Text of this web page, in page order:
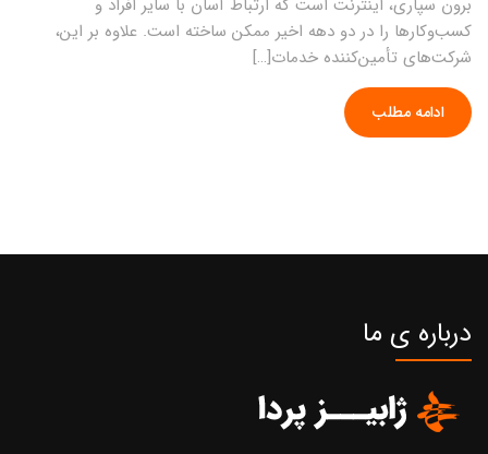
کسب‌وکارها را در دو دهه اخیر ممکن ساخته است. علاوه بر این،
شرکت‌های تأمین‌کننده خدمات[…]
ادامه مطلب
درباره ی ما